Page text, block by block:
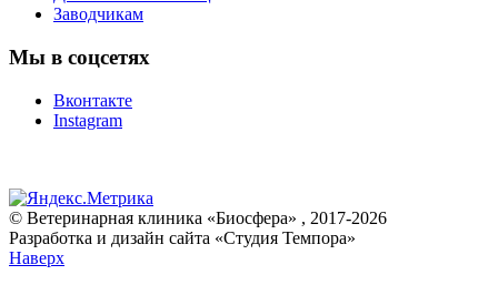
Заводчикам
Мы в соцсетях
Вконтакте
Instagram
© Ветеринарная клиника «Биосфера» , 2017-2026
Разработка и дизайн сайта «Студия Темпора»
Наверх